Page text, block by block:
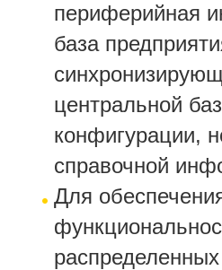
периферийная
база
центральной
конфигурации,
справочной
Для
распределенных